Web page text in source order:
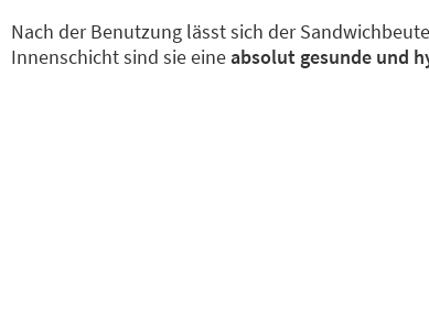
Nach der Benutzung lässt sich der
Innenschicht sind sie eineabsolut gesunde und